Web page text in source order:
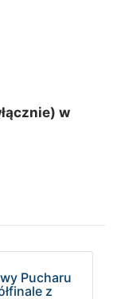
w
Pucharu
z